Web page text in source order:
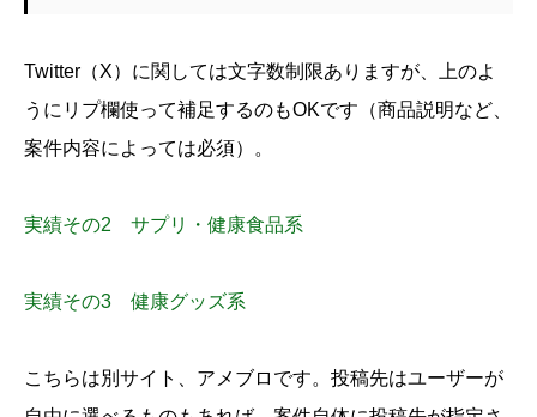
Twitter（X）に関しては文字数制限ありますが、上のよ
うにリプ欄使って補足するのもOKです（商品説明など、
案件内容によっては必須）。
実績その2 サプリ・健康食品系
実績その3 健康グッズ系
こちらは別サイト、アメブロです。投稿先はユーザーが